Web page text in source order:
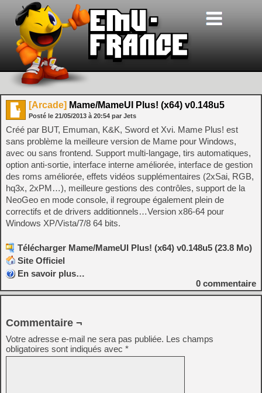
[Arcade] Mame/MameUI Plus! (x64) v0.148u5
Posté le 21/05/2013 à 20:54 par Jets
Créé par BUT, Emuman, K&K, Sword et Xvi. Mame Plus! est
sans problème la meilleure version de Mame pour Windows,
avec ou sans frontend. Support multi-langage, tirs automatiques,
option anti-sortie, interface interne améliorée, interface de gestion
des roms améliorée, effets vidéos supplémentaires (2xSai, RGB,
hq3x, 2xPM…), meilleure gestions des contrôles, support de la
NeoGeo en mode console, il regroupe également plein de
correctifs et de drivers additionnels…Version x86-64 pour
Windows XP/Vista/7/8 64 bits.
Télécharger Mame/MameUI Plus! (x64) v0.148u5 (23.8 Mo)
Site Officiel
En savoir plus…
0 commentaire
Commentaire ¬
Votre adresse e-mail ne sera pas publiée. Les champs
obligatoires sont indiqués avec *